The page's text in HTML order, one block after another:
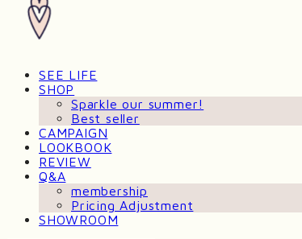
SEE LIFE
SHOP
Sparkle our summer!
Best seller
CAMPAIGN
LOOKBOOK
REVIEW
Q&A
membership
Pricing Adjustment
SHOWROOM